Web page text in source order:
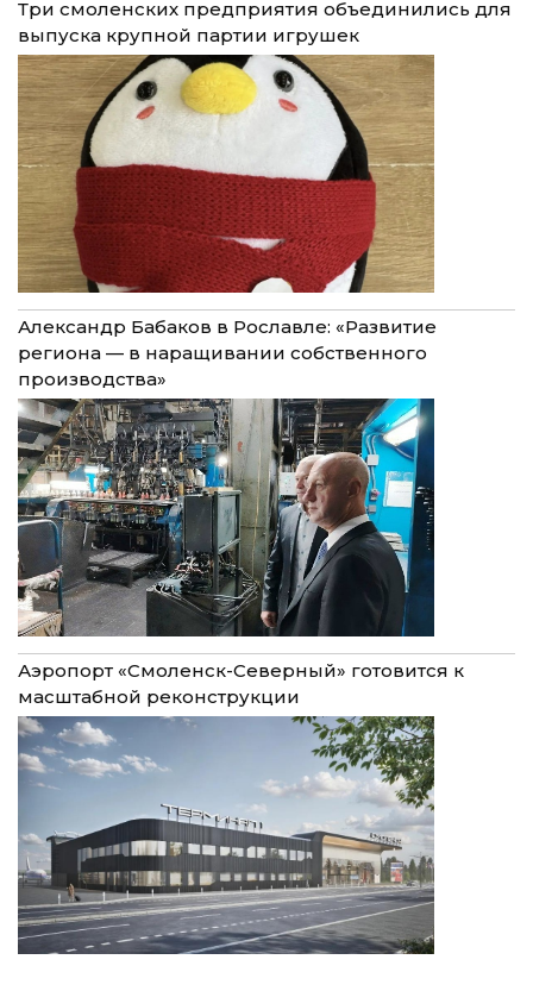
Три смоленских предприятия объединились для
выпуска крупной партии игрушек
Александр Бабаков в Рославле: «Развитие
региона — в наращивании собственного
производства»
Аэропорт «Смоленск-Северный» готовится к
масштабной реконструкции